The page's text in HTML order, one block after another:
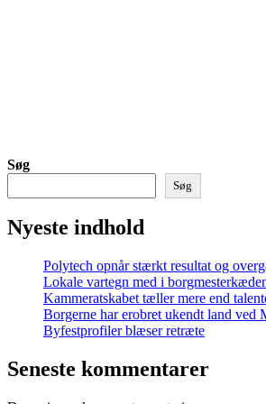
Søg
Søg
Nyeste indhold
Polytech opnår stærkt resultat og
Lokale vartegn med i
Kammeratskabet tæller mere end
Borgerne har erobret ukendt land ved
Byfestprofiler blæser retræte
Seneste kommentarer